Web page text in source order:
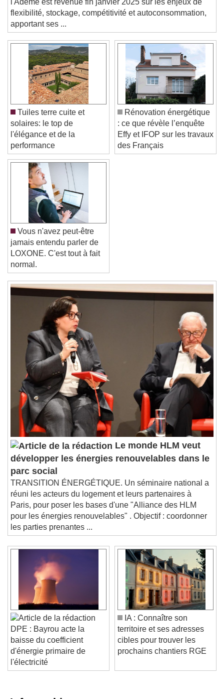
Text
Color Opacity
Text Background
Color
Caption Area Background
Color
Font Size
Text Edge Style
Font Family
Reset
Done
Close Modal Dialog
End of dialog window.
l'Ademe est revenue fin janvier 2025 sur les enjeux de
flexibilité, stockage, compétitivité et autoconsommation,
apportant ses ...
Tuiles terre cuite et
solaires: le top de
l'élégance et de la
performance
Rénovation énergétique
: ce que révèle l’enquête
Effy et IFOP sur les travaux
des Français
Vous n'avez peut-être
jamais entendu parler de
LOXONE. C'est tout à fait
normal.
Le monde HLM veut
développer les énergies renouvelables dans le
parc social
TRANSITION ÉNERGÉTIQUE. Un séminaire national a
réuni les acteurs du logement et leurs partenaires à
Paris, pour poser les bases d'une "Alliance des HLM
pour les énergies renouvelables" . Objectif : coordonner
les parties prenantes ...
DPE : Bayrou acte la
baisse du coefficient
d'énergie primaire de
l'électricité
IA : Connaître son
territoire et ses adresses
cibles pour trouver les